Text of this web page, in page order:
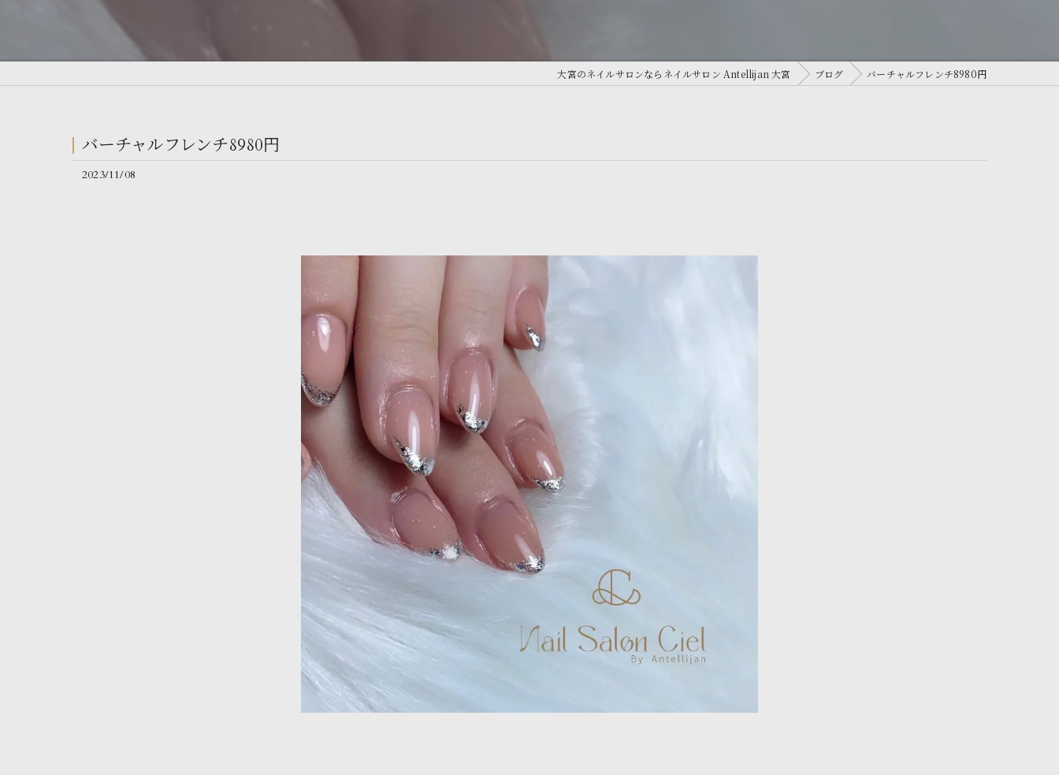
大宮のネイルサロンならネイルサロン Antellijan 大宮 ブログ バーチャルフレンチ8980円
バーチャルフレンチ8980円
2023/11/08